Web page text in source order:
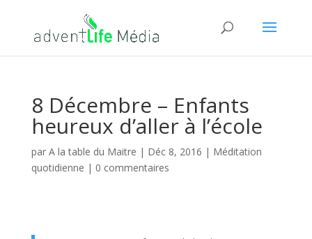
8 Décembre – Enfants
heureux d’aller à l’école
par A la table du Maitre | Déc 8, 2016 | Méditation
quotidienne | 0 commentaires